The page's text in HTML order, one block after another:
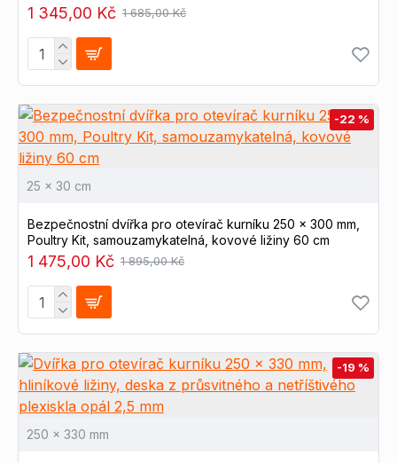
1 345,00 Kč 1 685,00 Kč
-22 %
25 x 30 cm
Bezpečnostní dvířka pro otevírač kurníku 250 x 300 mm,
Poultry Kit, samouzamykatelná, kovové ližiny 60 cm
1 475,00 Kč 1 895,00 Kč
-19 %
250 x 330 mm